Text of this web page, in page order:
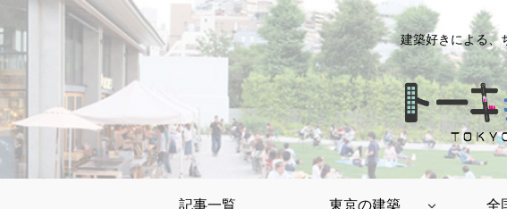
建築好きによる、
記事一覧 東京の建築 全